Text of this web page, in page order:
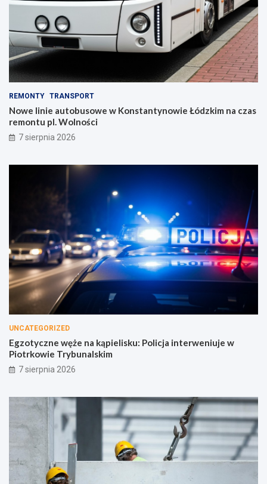
REMONTY TRANSPORT
Nowe linie autobusowe w Konstantynowie Łódzkim na czas
remontu pl. Wolności
7 sierpnia 2026
UNCATEGORIZED
Egzotyczne węże na kąpielisku: Policja interweniuje w
Piotrkowie Trybunalskim
7 sierpnia 2026